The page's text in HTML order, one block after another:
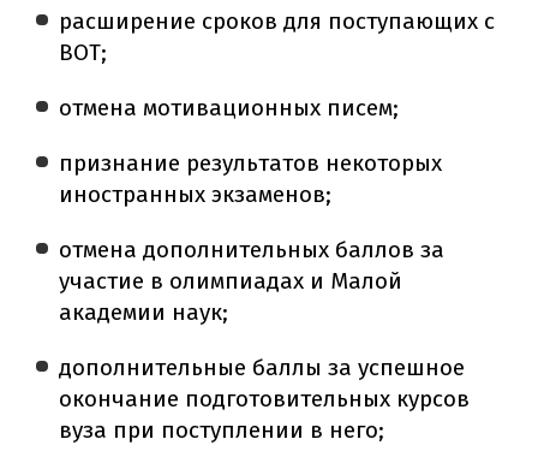
расширение сроков для поступающих с
ВОТ;
отмена мотивационных писем;
признание результатов некоторых
иностранных экзаменов;
отмена дополнительных баллов за
участие в олимпиадах и Малой
академии наук;
дополнительные баллы за успешное
окончание подготовительных курсов
вуза при поступлении в него;